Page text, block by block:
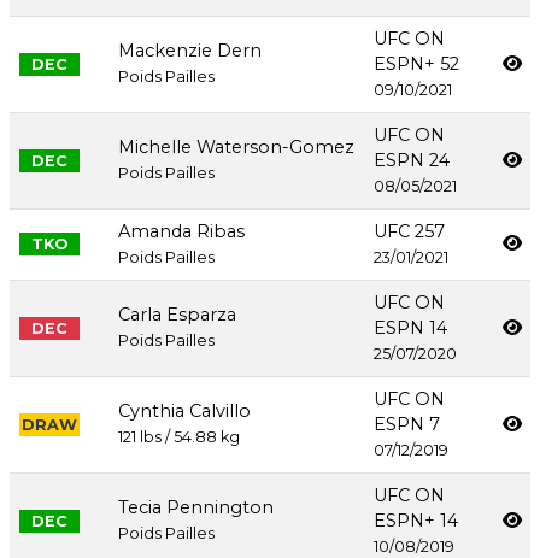
DEC
Mackenzie Dern
Poids Pailles
UFC ON
ESPN+ 52
09/10/2021
DEC
Michelle Waterson-Gomez
Poids Pailles
UFC ON
ESPN 24
08/05/2021
TKO
Amanda Ribas
Poids Pailles
UFC 257
23/01/2021
DEC
Carla Esparza
Poids Pailles
UFC ON
ESPN 14
25/07/2020
DRAW
Cynthia Calvillo
121 lbs / 54.88 kg
UFC ON
ESPN 7
07/12/2019
DEC
Tecia Pennington
Poids Pailles
UFC ON
ESPN+ 14
10/08/2019